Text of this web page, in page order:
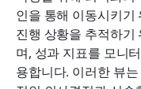
인을 통해 이동시키기
진행 상황을 추적하
며, 성과 지표를 모니
용합니다. 이러한 뷰